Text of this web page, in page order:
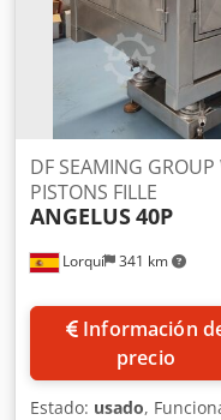
ganadores en un
Lorquí 341 km
DF SEAMING
PISTONS FILLE
ANGELUS40P
Información de
precio
Estado: usado,